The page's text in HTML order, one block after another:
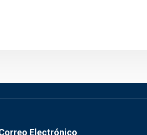
Electrónico